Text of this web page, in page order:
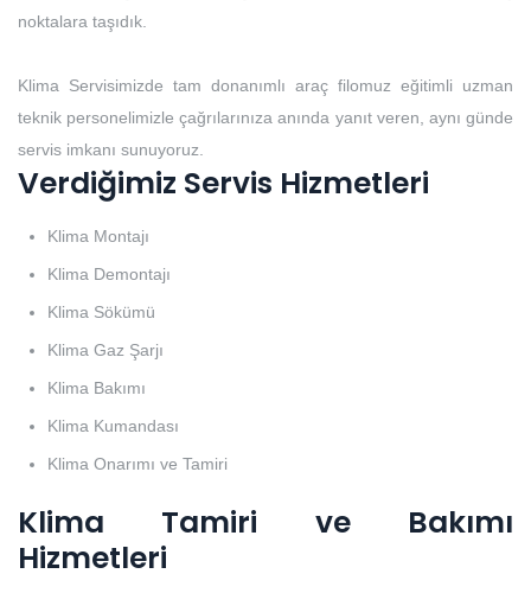
noktalara taşıdık.
Klima Servisimizde tam donanımlı araç filomuz eğitimli uzman
teknik personelimizle çağrılarınıza anında yanıt veren, aynı günde
servis imkanı sunuyoruz.
Verdiğimiz Servis Hizmetleri
Klima Montajı
Klima Demontajı
Klima Sökümü
Klima Gaz Şarjı
Klima Bakımı
Klima Kumandası
Klima Onarımı ve Tamiri
Klima Tamiri ve Bakımı
Hizmetleri